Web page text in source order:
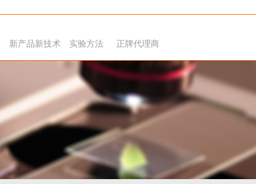
新产品新技术 实验方法 正牌代理商